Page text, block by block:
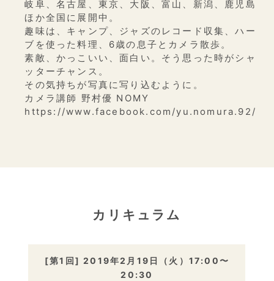
岐阜、名古屋、東京、大阪、富山、新潟、鹿児島
ほか全国に展開中。
趣味は、キャンプ、ジャズのレコード収集、ハー
ブを使った料理、6歳の息子とカメラ散歩。
素敵、かっこいい、面白い。そう思った時がシャ
ッターチャンス。
その気持ちが写真に写り込むように。
カメラ講師 野村優 NOMY
https://www.facebook.com/yu.nomura.92/
カリキュラム
[第1回] 2019年2月19日（火）17:00〜
20:30